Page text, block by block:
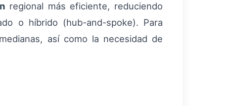
regional más eficiente, reduciendo
o híbrido (hub-and-spoke). Para
así como la necesidad de